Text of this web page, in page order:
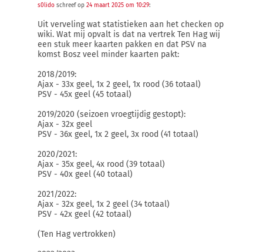
s0lido schreef op 24 maart 2025 om 10:29:
Uit verveling wat statistieken aan het checken op
wiki. Wat mij opvalt is dat na vertrek Ten Hag wij
een stuk meer kaarten pakken en dat PSV na
komst Bosz veel minder kaarten pakt:
2018/2019:
Ajax - 33x geel, 1x 2 geel, 1x rood (36 totaal)
PSV - 45x geel (45 totaal)
2019/2020 (seizoen vroegtijdig gestopt):
Ajax - 32x geel
PSV - 36x geel, 1x 2 geel, 3x rood (41 totaal)
2020/2021:
Ajax - 35x geel, 4x rood (39 totaal)
PSV - 40x geel (40 totaal)
2021/2022:
Ajax - 32x geel, 1x 2 geel (34 totaal)
PSV - 42x geel (42 totaal)
(Ten Hag vertrokken)